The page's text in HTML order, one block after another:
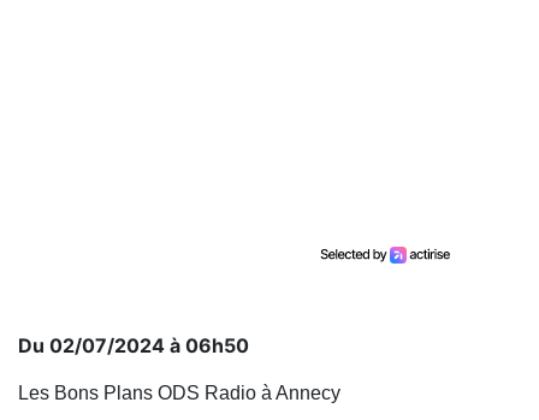
Du 02/07/2024 à 06h50
Les Bons Plans ODS Radio à Annecy